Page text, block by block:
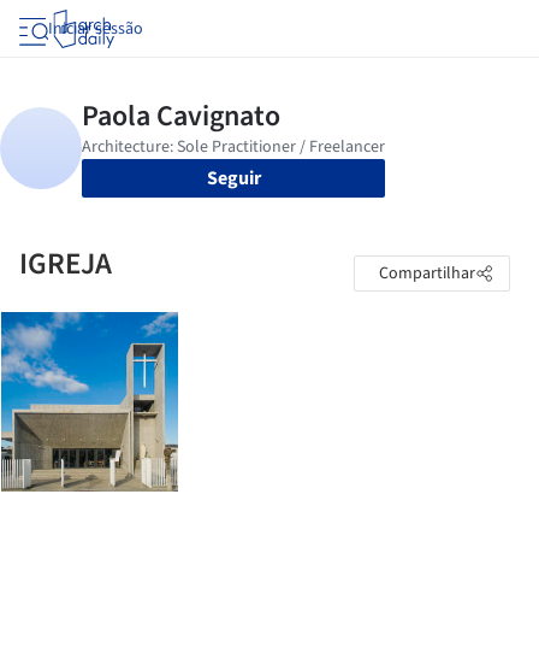
Iniciar sessão
Seguir
IGREJA Compartilhar